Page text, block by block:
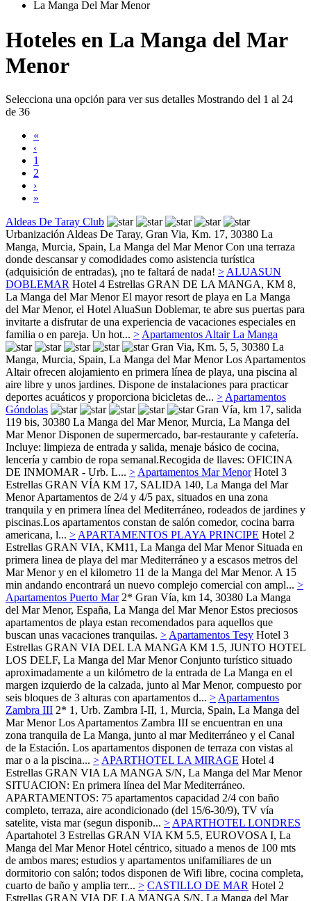
La Manga Del Mar Menor
Hoteles en La Manga del Mar
Menor
Selecciona una opción para ver sus detalles Mostrando del 1 al 24
de 36
«
‹
1
2
›
»
Aldeas De Taray Club
Urbanización Aldeas De Taray, Gran Via, Km. 17, 30380 La
Manga, Murcia, Spain, La Manga del Mar Menor Con una terraza
donde descansar y comodidades como asistencia turística
(adquisición de entradas), ¡no te faltará de nada! > ALUASUN
DOBLEMAR Hotel 4 Estrellas GRAN DE LA MANGA, KM 8,
La Manga del Mar Menor El mayor resort de playa en La Manga
del Mar Menor, el Hotel AluaSun Doblemar, te abre sus puertas para
invitarte a disfrutar de una experiencia de vacaciones especiales en
familia o en pareja. Un hot... > Apartamentos Altair La Manga
Gran Via, Km. 5, 5, 30380 La
Manga, Murcia, Spain, La Manga del Mar Menor Los Apartamentos
Altair ofrecen alojamiento en primera línea de playa, una piscina al
aire libre y unos jardines. Dispone de instalaciones para practicar
deportes acuáticos y proporciona bicicletas de... > Apartamentos
Góndolas
Gran Vía, km 17, salida
119 bis, 30380 La Manga del Mar Menor, Murcia, La Manga del
Mar Menor Disponen de supermercado, bar-restaurante y cafetería.
Incluye: limpieza de entrada y salida, menaje básico de cocina,
lencería y cambio de ropa semanal.Recogida de llaves: OFICINA
DE INMOMAR - Urb. L... > Apartamentos Mar Menor Hotel 3
Estrellas GRAN VÍA KM 17, SALIDA 140, La Manga del Mar
Menor Apartamentos de 2/4 y 4/5 pax, situados en una zona
tranquila y en primera línea del Mediterráneo, rodeados de jardines y
piscinas.Los apartamentos constan de salón comedor, cocina barra
americana, l... > APARTAMENTOS PLAYA PRINCIPE Hotel 2
Estrellas GRAN VIA, KM11, La Manga del Mar Menor Situada en
primera linea de playa del mar Mediterráneo y a escasos metros del
Mar Menor y en el kilometro 11 de la Manga del Mar Menor. A 15
min andando encontrará un nuevo complejo comercial con ampl... >
Apartamentos Puerto Mar 2* Gran Vía, km 14, 30380 La Manga
del Mar Menor, España, La Manga del Mar Menor Estos preciosos
apartamentos de playa estan recomendados para aquellos que
buscan unas vacaciones tranquilas. > Apartamentos Tesy Hotel 3
Estrellas GRAN VIA DEL LA MANGA KM 1.5, JUNTO HOTEL
LOS DELF, La Manga del Mar Menor Conjunto turístico situado
aproximadamente a un kilómetro de la entrada de La Manga en el
margen izquierdo de la calzada, junto al Mar Menor, compuesto por
seis bloques de 3 alturas con apartamentos d... > Apartamentos
Zambra III 2* 1, Urb. Zambra I-II, 1, Murcia, Spain, La Manga del
Mar Menor Los Apartamentos Zambra III se encuentran en una
zona tranquila de La Manga, junto al mar Mediterráneo y el Canal
de la Estación. Los apartamentos disponen de terraza con vistas al
mar o a la piscina... > APARTHOTEL LA MIRAGE Hotel 4
Estrellas GRAN VIA LA MANGA S/N, La Manga del Mar Menor
SITUACION: En primera línea del Mar Mediterráneo.
APARTAMENTOS: 75 apartamentos capacidad 2/4 con baño
completo, terraza, aire acondicionado (del 15/6-30/9), TV vía
satelite, vista mar (segun disponib... > APARTHOTEL LONDRES
Apartahotel 3 Estrellas GRAN VIA KM 5.5, EUROVOSA I, La
Manga del Mar Menor Hotel céntrico, situado a menos de 100 mts
de ambos mares; estudios y apartamentos unifamiliares de un
dormitorio con salón; todos disponen de Wifi libre, cocina completa,
cuarto de baño y amplia terr... > CASTILLO DE MAR Hotel 2
Estrellas GRAN VIA DE LA MANGA S/N, La Manga del Mar